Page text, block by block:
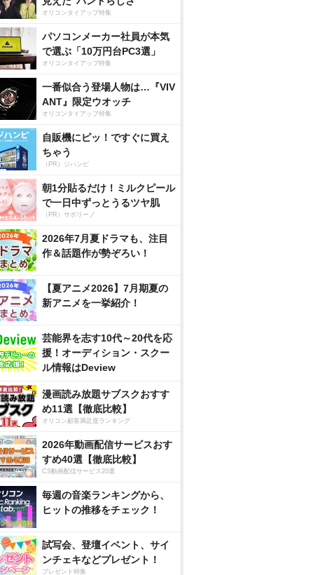
オリコンタイアップ特集
パソコンメーカー社員が本気
で選ぶ「10万円台PC3選」
オリコンタイアップ特集
一番似合う登場人物は…『VIV
ANT』限定ウオッチ
オリコンタイアップ特集
自販機にピッ！ですぐに買え
ちゃう
（PR）ジハンピ
朝1分貼るだけ！ミルクピール
で一日中ずっとうるツヤ肌
（PR）サボリーノ
2026年7月夏ドラマも、注目
作＆話題作が勢ぞろい！
【夏アニメ2026】7月期夏の
新アニメを一挙紹介！
芸能界を志す10代～20代を応
援！オーディション・スクー
ル情報はDeview
漫画読み放題サブスクおすす
め11選【徹底比較】
オリコン顧客満足度ランキング
2026年動画配信サービスおす
すめ40選【徹底比較】
CS動画配信サービス20選
毎週の音楽ランキングから、
ヒットの推移をチェック！
試写会、登壇イベント、サイ
ンチェキなどプレゼント！
プレゼント特集